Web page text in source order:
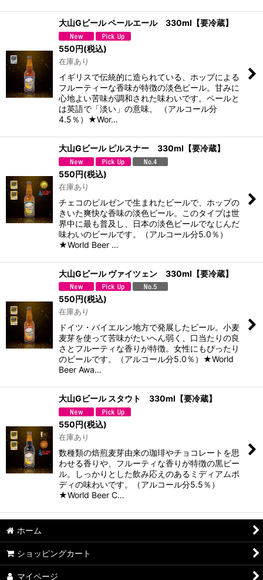
大山Gビール ペールエール 330ml【要冷蔵】
550円(税込)
在庫あり
イギリスで伝統的に造られている、ホップによる
フルーティーな香味が特徴の淡色ビール。甘みに
心地よい苦味が調和された味わいです。ペールと
は英語で「淡い」の意味。 （アルコール分
4.5％）★Wor…
大山Gビール ピルスナー 330ml【要冷蔵】
550円(税込)
在庫あり
チェコのピルゼンで生まれたビールで、ホップの
きいた爽快な香味の淡色ビール。このタイプは世
界中に最も普及し、日本の淡色ビールでなじんだ
味わいのビールです。（アルコール分5.0％）
★World Beer …
大山Gビール ヴァイツェン 330ml【要冷蔵】
550円(税込)
在庫あり
ドイツ・バイエルン地方で発展したビール。小麦
麦芽を使って苦味がたいへん弱く、口当たりの良
さとフルーティな香りが特徴。女性にもぴったり
のビールです。（アルコール分5.0％）★World
Beer Awa…
大山Gビール スタウト 330ml【要冷蔵】
550円(税込)
在庫あり
数種類の焙煎麦芽由来の珈琲やチョコレートを思
わせる香りや、フルーティな香りが特徴の黒ビー
ル。しっかりとした飲み応えのあるミディアムボ
ディの味わいです。（アルコール分5.5％）
★World Beer C…
ホーム
ショッピングカート
マイページ